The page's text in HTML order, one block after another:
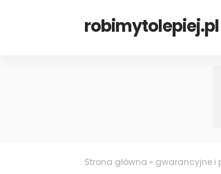
robimytolepiej.pl
Strona główna » gwarancyjne i